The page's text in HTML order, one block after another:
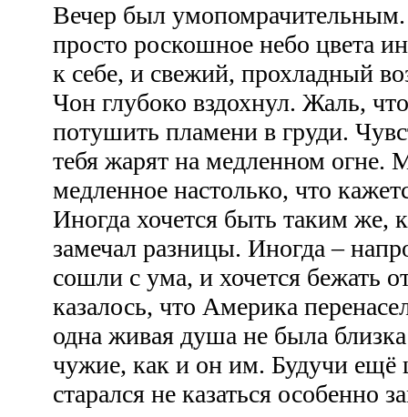
Вечер был умопомрачительным.
просто роскошное небо цвета
к себе, и свежий, прохладный
Чон глубоко вздохнул. Жаль,
потушить пламени в груди.
тебя жарят на медленном огне.
медленное настолько, что
Иногда хочется быть таким же,
замечал разницы. Иногда –
сошли с ума, и хочется бежать
казалось, что Америка
одна живая душа не была
чужие, как и он им. Будучи
старался не казаться особенно